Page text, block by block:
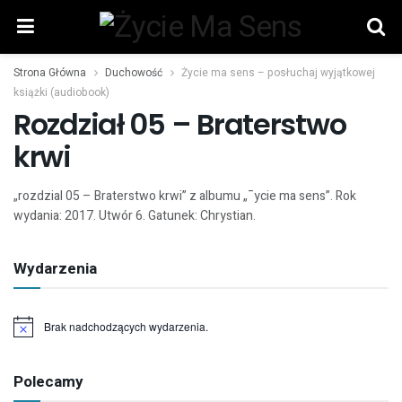
Strona Główna Duchowość
Życie ma sens – posłuchaj wyjątkowej
książki (audiobook)
Rozdział 05 – Braterstwo
krwi
„rozdzial 05 – Braterstwo krwi” z albumu „¯ycie ma sens”. Rok
wydania: 2017. Utwór 6. Gatunek: Chrystian.
Wydarzenia
Powiadomienie
Brak nadchodzących wydarzenia.
Polecamy